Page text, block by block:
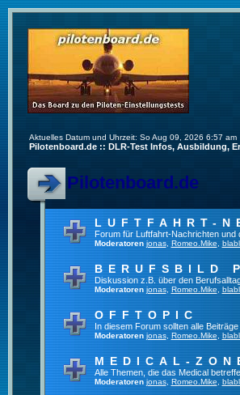
Aktuelles Datum und Uhrzeit: So Aug 09, 2026 6:57 am
Pilotenboard.de :: DLR-Test Infos, Ausbildung,
Pilotenboard.de
LUFTFAHRT-
Forum für Luftfahrt-Nachrichten
Moderatoren jonas, Romeo.Mike
BERUFSBILD
Diskussion z.B. über den
Moderatoren jonas, Romeo.Mike,
OFFTOPIC
In diesem Forum sollten alle
Moderatoren jonas, Romeo.Mike
MEDICAL-
Alle Themen, die das Medical
Moderatoren jonas, Romeo.Mike,